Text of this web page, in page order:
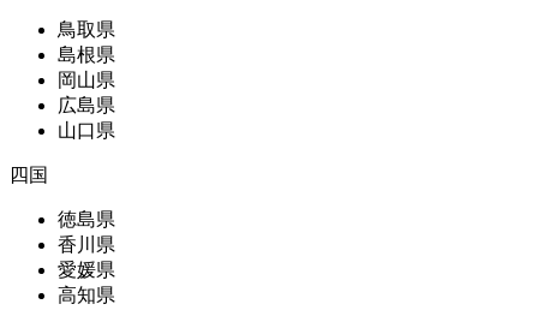
鳥取県
島根県
岡山県
広島県
山口県
四国
徳島県
香川県
愛媛県
高知県